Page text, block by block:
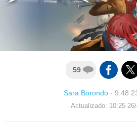
59
Sara Borondo· 9:48
Actualizado: 10:25